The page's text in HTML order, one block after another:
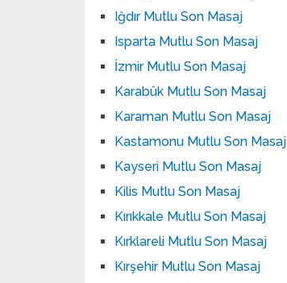
Iğdır Mutlu Son Masaj
Isparta Mutlu Son Masaj
İzmir Mutlu Son Masaj
Karabük Mutlu Son Masaj
Karaman Mutlu Son Masaj
Kastamonu Mutlu Son Masaj
Kayseri Mutlu Son Masaj
Kilis Mutlu Son Masaj
Kırıkkale Mutlu Son Masaj
Kırklareli Mutlu Son Masaj
Kırşehir Mutlu Son Masaj